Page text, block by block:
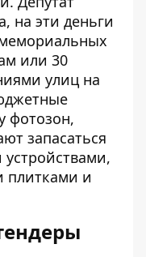
на эти деньги
или 30
улиц на
фотозон,
запасаться
плитками и